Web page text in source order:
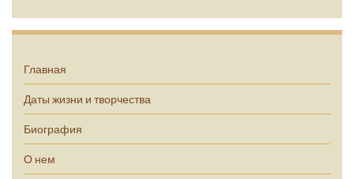
Главная
Даты жизни и творчества
Биография
О нем